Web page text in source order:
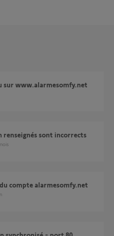
sur www.alarmesomfy.net
renseignés sont incorrects
compte alarmesomfy.net